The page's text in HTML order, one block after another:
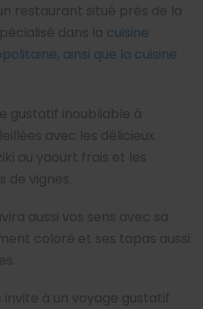
restaurant situé près de la
dans la cuisine
ainsi que la cuisine
gustatif inoubliable à
avec les délicieux
au yaourt frais et les
de vignes.
aussi vos sens avec sa
coloré et ses tapas aussi
invite à un voyage gustatif